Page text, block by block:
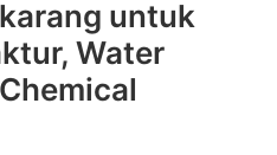
untuk
Water